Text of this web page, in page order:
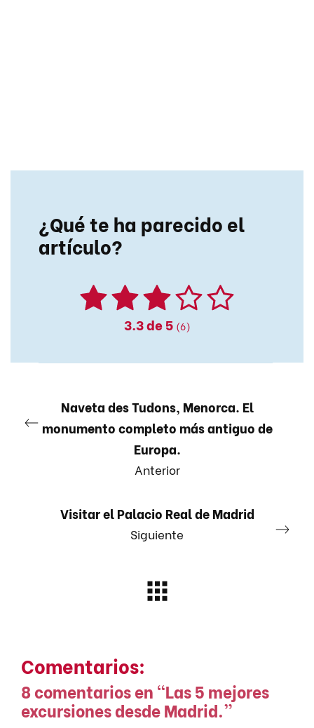
¿Qué te ha parecido el
artículo?
3.3de 5 (6)
Naveta des Tudons, Menorca. El
monumento completo más antiguo de
Europa.
Anterior
Visitar el Palacio Real de Madrid
Siguiente
Comentarios:
8 comentarios en “Las 5 mejores
excursiones desde Madrid.”